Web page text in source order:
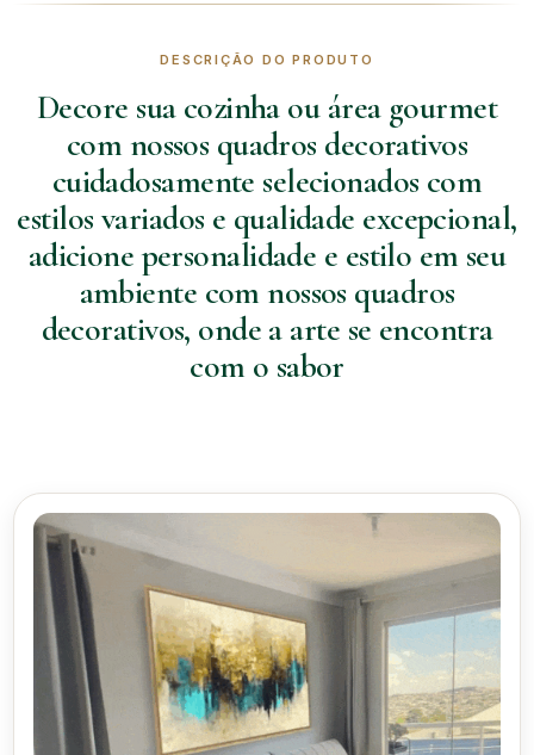
DESCRIÇÃO DO PRODUTO
Decore sua cozinha ou área gourmet
com nossos quadros decorativos
cuidadosamente selecionados com
estilos variados e qualidade excepcional,
adicione personalidade e estilo em seu
ambiente com nossos quadros
decorativos, onde a arte se encontra
com o sabor